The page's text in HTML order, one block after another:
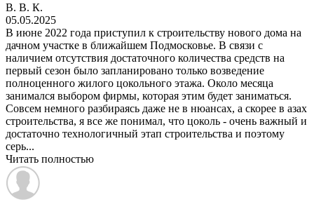
В. В. К.
05.05.2025
В июне 2022 года приступил к строительству нового дома на
дачном участке в ближайшем Подмосковье. В связи с
наличием отсутствия достаточного количества средств на
первый сезон было запланировано только возведение
полноценного жилого цокольного этажа. Около месяца
занимался выбором фирмы, которая этим будет заниматься.
Совсем немного разбираясь даже не в нюансах, а скорее в азах
строительства, я все же понимал, что цоколь - очень важный и
достаточно технологичный этап строительства и поэтому
серь...
Читать полностью